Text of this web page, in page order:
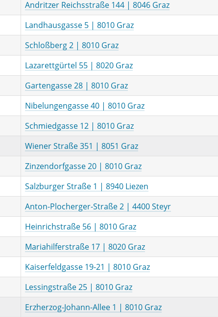
Andritzer Reichsstraße 144 | 8046 Graz
Landhausgasse 5 | 8010 Graz
Schloßberg 2 | 8010 Graz
Lazarettgürtel 55 | 8020 Graz
Gartengasse 28 | 8010 Graz
Nibelungengasse 40 | 8010 Graz
Schmiedgasse 12 | 8010 Graz
Wiener Straße 351 | 8051 Graz
Zinzendorfgasse 20 | 8010 Graz
Salzburger Straße 1 | 8940 Liezen
Anton-Plocherger-Straße 2 | 4400 Steyr
Heinrichstraße 56 | 8010 Graz
Mariahilferstraße 17 | 8020 Graz
Kaiserfeldgasse 19-21 | 8010 Graz
Lessingstraße 25 | 8010 Graz
Erzherzog-Johann-Allee 1 | 8010 Graz